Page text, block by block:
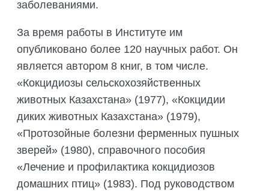
заболеваниями.
За время работы в Институте им
опубликовано более 120 научных работ. Он
является автором 8 книг, в том числе.
«Кокцидиозы сельскохозяйственных
животных Казахстана» (1977), «Кокцидии
диких животных Казахстана» (1979),
«Протозойные болезни ферменных пушных
зверей» (1980), справочного пособия
«Лечение и профилактика кокцидиозов
домашних птиц» (1983). Под руководством